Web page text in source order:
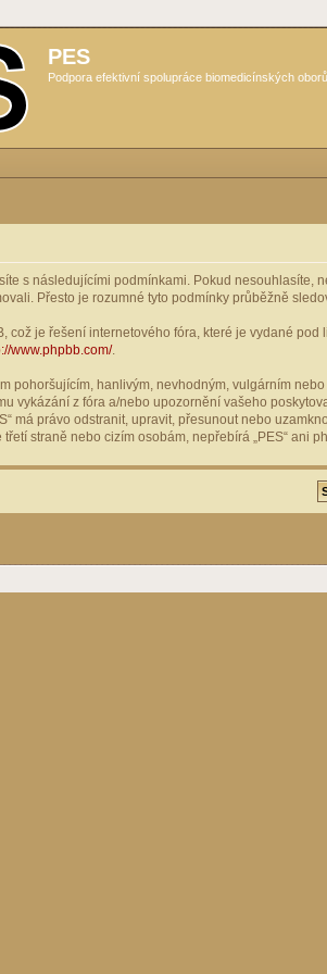
PES
Podpora efektivní spolupráce biomedicínských
s následujícími podmínkami. Pokud
Přesto je rozumné tyto podmínky průběžně
což je řešení internetového fóra, které je vydané pod
www.phpbb.com/.
pohoršujícím, hanlivým, nevhodným, vulgárním
vykázání z fóra a/nebo upozornění vašeho
má právo odstranit, upravit, přesunout nebo
straně nebo cizím osobám, nepřebírá „PES“ ani